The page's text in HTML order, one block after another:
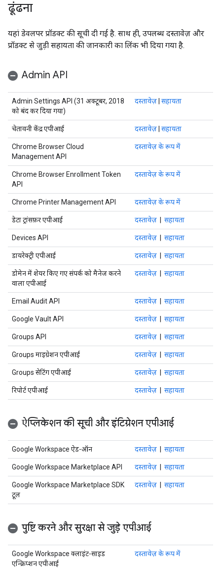
ढूंढना
यहां डेवलपर प्रॉडक्ट की सूची दी गई है. साथ ही, उपलब्ध दस्तावेज़ और
प्रॉडक्ट से जुड़ी सहायता की जानकारी का लिंक भी दिया गया है.
Admin API
Admin Settings API (31 अक्टूबर, 2018
को बंद कर दिया गया)
दस्तावेज़ सहायता
चेतावनी केंद्र एपीआई दस्तावेज़ सहायता
Chrome Browser Cloud
Management API
दस्तावेज़ के रूप में
Chrome Browser Enrollment Token
API
दस्तावेज़ के रूप में
Chrome Printer Management API दस्तावेज़ के रूप में
डेटा ट्रांसफ़र एपीआई दस्तावेज़ सहायता
Devices API दस्तावेज़ सहायता
डायरेक्ट्री एपीआई दस्तावेज़ सहायता
डोमेन में शेयर किए गए संपर्क को मैनेज करने
वाला एपीआई
दस्तावेज़ सहायता
Email Audit API दस्तावेज़ सहायता
Google Vault API दस्तावेज़ सहायता
Groups API दस्तावेज़ सहायता
Groups माइग्रेशन एपीआई दस्तावेज़ सहायता
Groups सेटिंग एपीआई दस्तावेज़ सहायता
रिपोर्ट एपीआई दस्तावेज़ सहायता
ऐप्लिकेशन की सूची और इंटिग्रेशन एपीआई
Google Workspace ऐड-ऑन दस्तावेज़ सहायता
Google Workspace Marketplace API दस्तावेज़ सहायता
Google Workspace Marketplace SDK
टूल
दस्तावेज़ सहायता
पुष्टि करने और सुरक्षा से जुड़े एपीआई
Google Workspace क्लाइंट-साइड
एन्क्रिप्शन एपीआई
दस्तावेज़ के रूप में